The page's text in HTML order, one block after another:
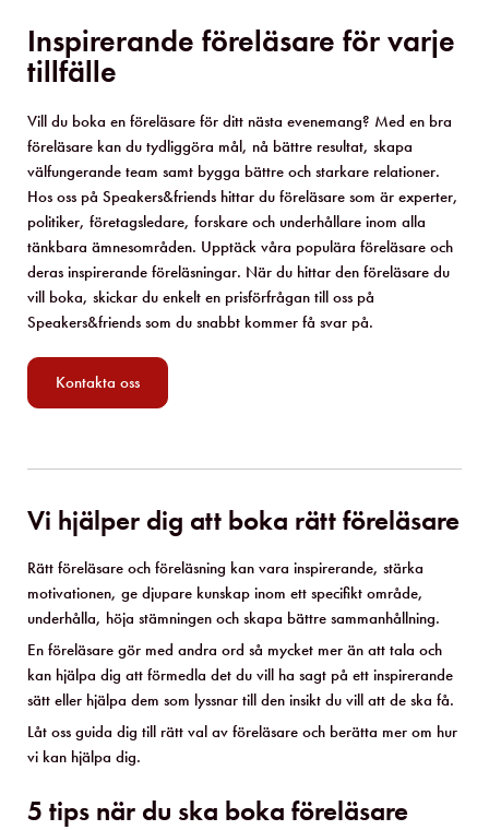
inspiration
informationssäkerhet
humanitära frågor
HBTQ
härskartekniker
hälsa
hållbarhet
hållbarhet
greenwashing
gigekonomi
geopolitik
framtid
frågesport
försäljning
förklimakteriet
förhandling
förändring
Digitalisering
cybersäkerhet
ChatGPT
arbetslivstrender
AI-agenter
AI – artificiell intelligens
affärsutveckling
Återställ filter
Stäng filtrering
Inspirerande föreläsare för varje
tillfälle
Vill du boka en föreläsare för ditt nästa evenemang? Med en bra
föreläsare kan du tydliggöra mål, nå bättre resultat, skapa
välfungerande team samt bygga bättre och starkare relationer.
Hos oss på Speakers&friends hittar du föreläsare som är experter,
politiker, företagsledare, forskare och underhållare inom alla
tänkbara ämnesområden. Upptäck våra populära föreläsare och
deras inspirerande föreläsningar. När du hittar den föreläsare du
vill boka, skickar du enkelt en prisförfrågan till oss på
Speakers&friends som du snabbt kommer få svar på.
Kontakta oss
Vi hjälper dig att boka rätt föreläsare
Rätt föreläsare och föreläsning kan vara inspirerande, stärka
motivationen, ge djupare kunskap inom ett specifikt område,
underhålla, höja stämningen och skapa bättre sammanhållning.
En föreläsare gör med andra ord så mycket mer än att tala och
kan hjälpa dig att förmedla det du vill ha sagt på ett inspirerande
sätt eller hjälpa dem som lyssnar till den insikt du vill att de ska få.
Låt oss guida dig till rätt val av föreläsare och berätta mer om hur
vi kan hjälpa dig.
5 tips när du ska boka föreläsare